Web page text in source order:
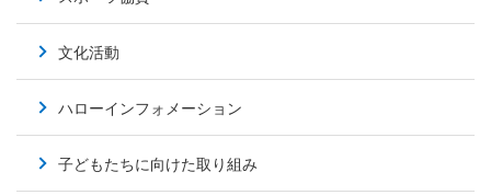
文化活動
ハローインフォメーション
子どもたちに向けた取り組み